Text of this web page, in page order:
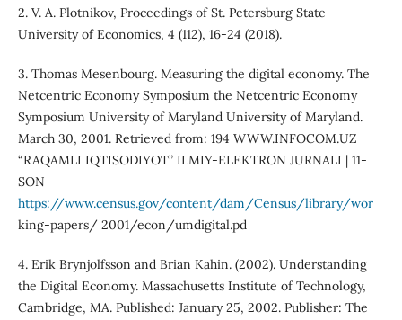
2. V. A. Plotnikov, Proceedings of St. Petersburg State
University of Economics, 4 (112), 16-24 (2018).
3. Thomas Mesenbourg. Measuring the digital economy. The
Netcentric Economy Symposium the Netcentric Economy
Symposium University of Maryland University of Maryland.
March 30, 2001. Retrieved from: 194 WWW.INFOCOM.UZ
“RAQAMLI IQTISODIYOT” ILMIY-ELEKTRON JURNALI | 11-
SON
https://www.census.gov/content/dam/Census/library/wor
king-papers/ 2001/econ/umdigital.pd
4. Erik Brynjolfsson and Brian Kahin. (2002). Understanding
the Digital Economy. Massachusetts Institute of Technology,
Cambridge, MA. Published: January 25, 2002. Publisher: The